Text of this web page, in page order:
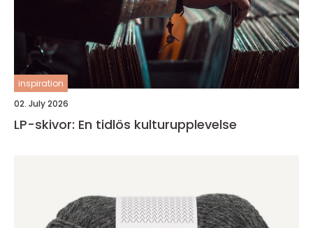
inspiration
02. July 2026
LP-skivor: En tidlös kulturupplevelse